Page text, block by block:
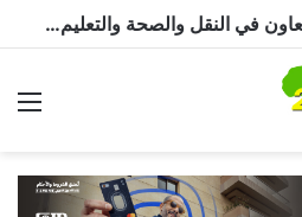
مصر وتشاد تعززان التعاون في النقل والصحة والتعليم والاستثمار خلال الدورة الرابعة للجنة المشتركة